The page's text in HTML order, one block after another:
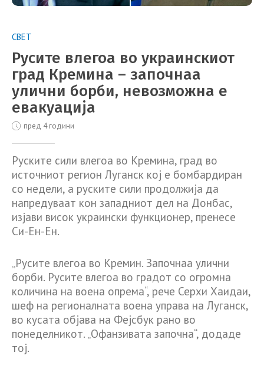
СВЕТ
Русите влегоа во украинскиот
град Кремина – започнаа
улични борби, невозможна е
евакуација
пред 4 години
Руските сили влегоа во Кремина, град во
источниот регион Луганск кој е бомбардиран
со недели, а руските сили продолжија да
напредуваат кон западниот дел на Донбас,
изјави висок украински функционер, пренесе
Си-Ен-Ен.
„Русите влегоа во Кремин. Започнаа улични
борби. Русите влегоа во градот со огромна
количина на воена опрема“, рече Серхи Хаидаи,
шеф на регионалната воена управа на Луганск,
во кусата објава на Фејсбук рано во
понеделникот. „Офанзивата започна“, додаде
тој.